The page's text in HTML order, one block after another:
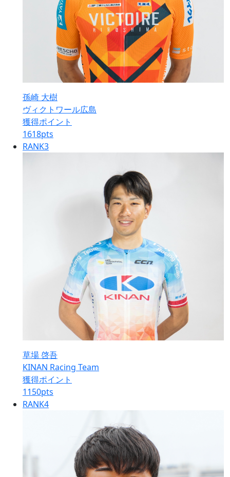
孫崎 大樹
ヴィクトワール広島
獲得ポイント
1618pts
RANK3
草場 啓吾
KINAN Racing Team
獲得ポイント
1150pts
RANK4